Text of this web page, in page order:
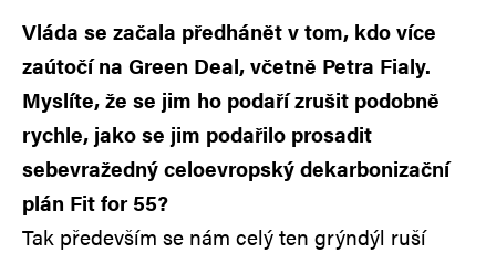
Vláda se začala předhánět v tom, kdo více
zaútočí na Green Deal, včetně Petra Fialy.
Myslíte, že se jim ho podaří zrušit podobně
rychle, jako se jim podařilo prosadit
sebevražedný celoevropský dekarbonizační
plán Fit for 55?
Tak především se nám celý ten grýndýl ruší